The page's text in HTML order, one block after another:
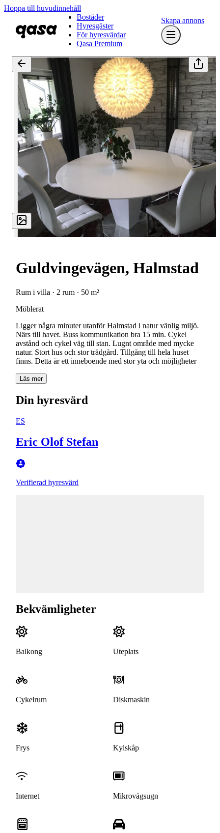
Hoppa till huvudinnehåll
Bostäder
Hyresgäster
För hyresvärdar
Qasa Premium
Skapa annons
Guldvingevägen, Halmstad
Rum i villa · 2 rum · 50 m²
Möblerat
Ligger några minuter utanför Halmstad i natur vänlig miljö.
Närs till havet. Buss kommunikation bra 15 min. Cykel
avstånd och cykel väg till stan. Lugnt område med mycke
natur. Stort hus och stor trädgård. Tillgång till hela huset
finns. Detta är ett inneboende med stor yta och möjligheter
Läs mer
Din hyresvärd
ES
Eric Olof Stefan
Verifierad hyresvärd
Bekvämligheter
Balkong Uteplats
Cykelrum Diskmaskin
Frys Kylskåp
Internet Mikrovågsugn